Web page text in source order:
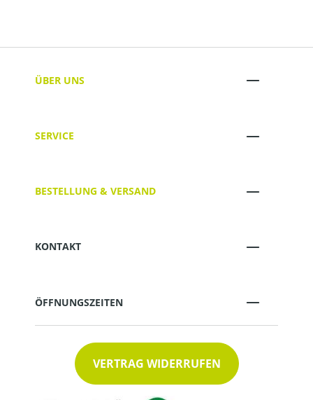
ÜBER UNS
SERVICE
BESTELLUNG & VERSAND
KONTAKT
ÖFFNUNGSZEITEN
VERTRAG WIDERRUFEN